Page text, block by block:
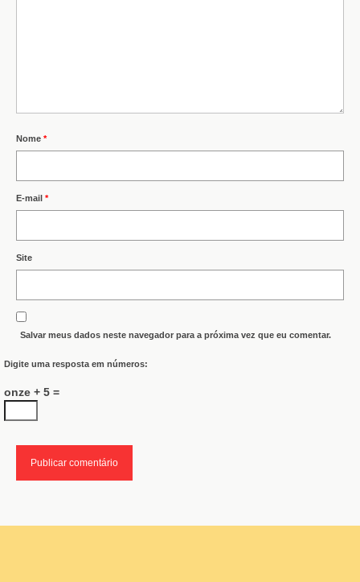
Nome *
E-mail *
Site
Salvar meus dados neste navegador para a próxima vez que eu comentar.
Digite uma resposta em números:
onze + 5 =